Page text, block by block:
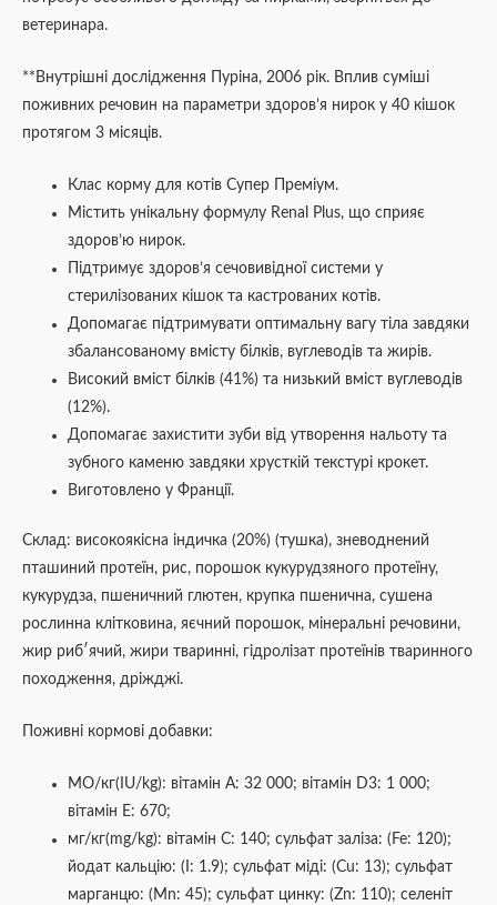
ветеринара.
**Внутрішні дослідження Пуріна, 2006 рік. Вплив суміші
поживних речовин на параметри здоров’я нирок у 40 кішок
протягом 3 місяців.
Клас корму для котів Супер Преміум.
Містить унікальну формулу Renal Plus, що сприяє
здоров’ю нирок.
Підтримує здоров’я сечовивідної системи у
стерилізованих кішок та кастрованих котів.
Допомагає підтримувати оптимальну вагу тіла завдяки
збалансованому вмісту білків, вуглеводів та жирів.
Високий вміст білків (41%) та низький вміст вуглеводів
(12%).
Допомагає захистити зуби від утворення нальоту та
зубного каменю завдяки хрусткій текстурі крокет.
Виготовлено у Франції.
Склад: високоякісна індичка (20%) (тушка), зневоднений
пташиний протеїн, рис, порошок кукурудзяного протеїну,
кукурудза, пшеничний глютен, крупка пшенична, сушена
рослинна клітковина, яєчний порошок, мінеральні речовини,
жир риб′ячий, жири тваринні, гідролізат протеїнів тваринного
походження, дріжджі.
Поживні кормові добавки:
МО/кг(IU/kg): вітамін А: 32 000; вітамін D3: 1 000;
вітамін Е: 670;
мг/кг(mg/kg): вітамін С: 140; сульфат заліза: (Fe: 120);
йодат кальцію: (I: 1.9); сульфат міді: (Cu: 13); сульфат
марганцю: (Mn: 45); сульфат цинку: (Zn: 110); селеніт